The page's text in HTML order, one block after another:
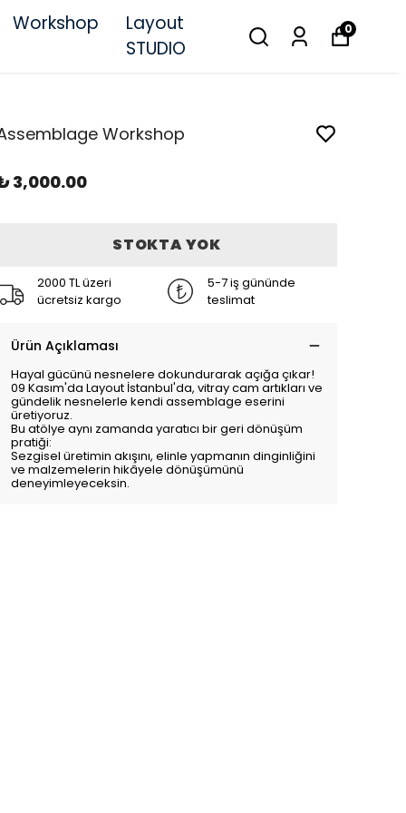
Workshop
Layout
STUDIO
0
Workshop
3,000.00
STOKTA YOK
2000 TL üzeri
ücretsiz kargo
5-7 iş gününde
teslimat
Ürün Açıklaması
Hayal gücünü nesnelere dokundurarak açığa çıkar!
09 Kasım'da Layout İstanbul'da, vitray cam artıkları ve
gündelik nesnelerle kendi assemblage eserini
üretiyoruz.
Bu atölye aynı zamanda yaratıcı bir geri dönüşüm
pratiği:
Sezgisel üretimin akışını, elinle yapmanın dinginliğini
ve malzemelerin hikâyele dönüşümünü
deneyimleyeceksin.